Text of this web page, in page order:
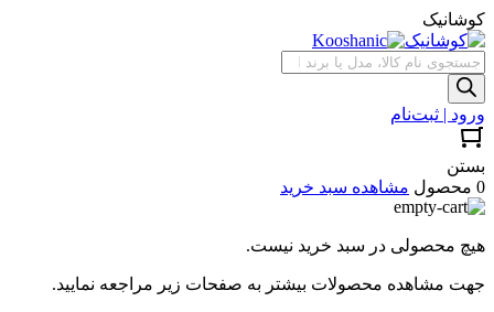
کوشانیک
جستجوی
محصولات
ورود | ثبت‌نام
بستن
0 محصول
مشاهده سبد خرید
هیچ محصولی در سبد خرید نیست.
جهت مشاهده محصولات بیشتر به صفحات زیر مراجعه نمایید.